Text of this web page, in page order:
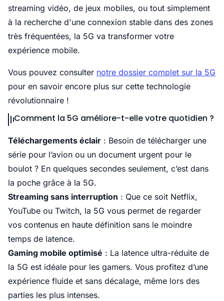
streaming vidéo, de jeux mobiles, ou tout simplement
à la recherche d'une connexion stable dans des zones
très fréquentées, la 5G va transformer votre
expérience mobile.
Vous pouvez consulter notre dossier complet sur la 5G
pour en savoir encore plus sur cette technologie
révolutionnaire !
Comment la 5G améliore-t-elle votre quotidien ?
Téléchargements éclair : Besoin de télécharger une
série pour l’avion ou un document urgent pour le
boulot ? En quelques secondes seulement, c’est dans
la poche grâce à la 5G.
Streaming sans interruption : Que ce soit Netflix,
YouTube ou Twitch, la 5G vous permet de regarder
vos contenus en haute définition sans le moindre
temps de latence.
Gaming mobile optimisé : La latence ultra-réduite de
la 5G est idéale pour les gamers. Vous profitez d’une
expérience fluide et sans décalage, même lors des
parties les plus intenses.